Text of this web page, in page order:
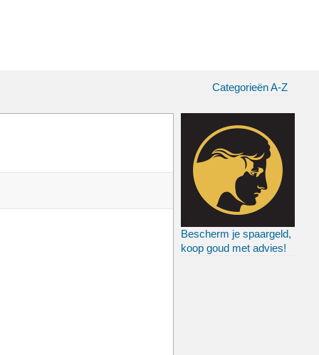
Categorieën A-Z
Bescherm je spaargeld,
koop goud met advies!